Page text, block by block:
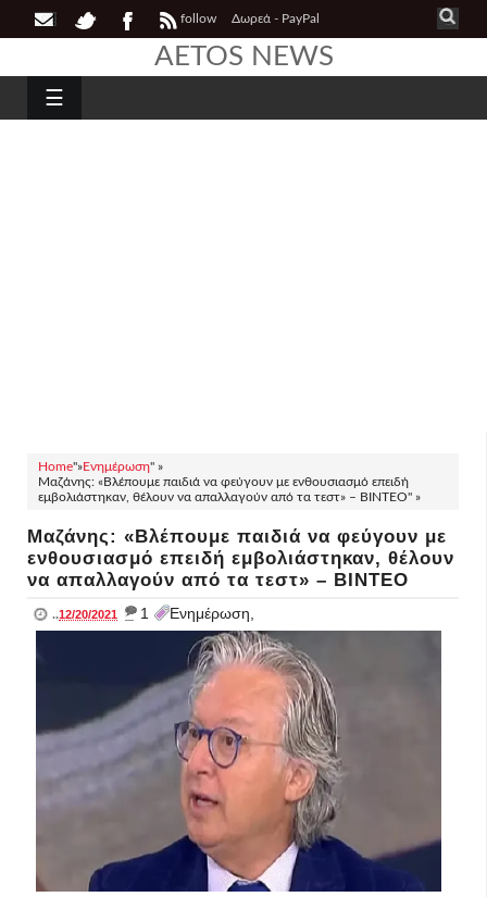
follow Δωρεά - PayPal
AETOS NEWS
☰
Home"»Ενημέρωση" »
Μαζάνης: «Βλέπουμε παιδιά να φεύγουν με ενθουσιασμό επειδή
εμβολιάστηκαν, θέλουν να απαλλαγούν από τα τεστ» – ΒΙΝΤΕΟ" »
Μαζάνης: «Βλέπουμε παιδιά να φεύγουν με
ενθουσιασμό επειδή εμβολιάστηκαν, θέλουν
να απαλλαγούν από τα τεστ» – ΒΙΝΤΕΟ
..12/20/2021 _ 1 Ενημέρωση,